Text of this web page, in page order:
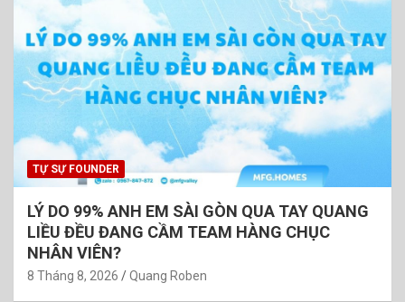
TỰ SỰ FOUNDER
LÝ DO 99% ANH EM SÀI GÒN QUA TAY QUANG
LIỀU ĐỀU ĐANG CẦM TEAM HÀNG CHỤC
NHÂN VIÊN?
8 Tháng 8, 2026 Quang Roben